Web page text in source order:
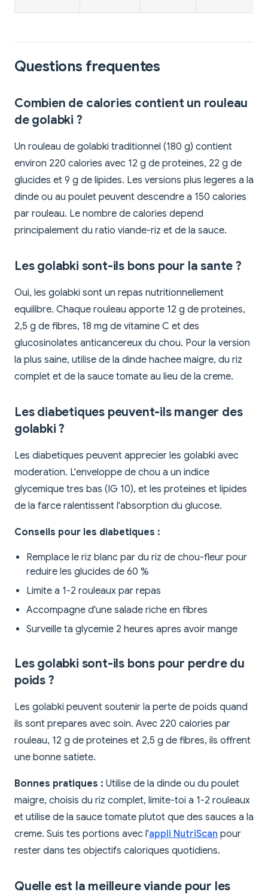
Questions frequentes
Combien de calories contient un rouleau
de golabki ?
Un rouleau de golabki traditionnel (180 g) contient
environ 220 calories avec 12 g de proteines, 22 g de
glucides et 9 g de lipides. Les versions plus legeres a la
dinde ou au poulet peuvent descendre a 150 calories
par rouleau. Le nombre de calories depend
principalement du ratio viande-riz et de la sauce.
Les golabki sont-ils bons pour la sante ?
Oui, les golabki sont un repas nutritionnellement
equilibre. Chaque rouleau apporte 12 g de proteines,
2,5 g de fibres, 18 mg de vitamine C et des
glucosinolates anticancereux du chou. Pour la version
la plus saine, utilise de la dinde hachee maigre, du riz
complet et de la sauce tomate au lieu de la creme.
Les diabetiques peuvent-ils manger des
golabki ?
Les diabetiques peuvent apprecier les golabki avec
moderation. L'enveloppe de chou a un indice
glycemique tres bas (IG 10), et les proteines et lipides
de la farce ralentissent l'absorption du glucose.
Conseils pour les diabetiques :
Remplace le riz blanc par du riz de chou-fleur pour
reduire les glucides de 60 %
Limite a 1-2 rouleaux par repas
Accompagne d'une salade riche en fibres
Surveille ta glycemie 2 heures apres avoir mange
Les golabki sont-ils bons pour perdre du
poids ?
Les golabki peuvent soutenir la perte de poids quand
ils sont prepares avec soin. Avec 220 calories par
rouleau, 12 g de proteines et 2,5 g de fibres, ils offrent
une bonne satiete.
Bonnes pratiques : Utilise de la dinde ou du poulet
maigre, choisis du riz complet, limite-toi a 1-2 rouleaux
et utilise de la sauce tomate plutot que des sauces a la
creme. Suis tes portions avec l'appli NutriScan pour
rester dans tes objectifs caloriques quotidiens.
Quelle est la meilleure viande pour les